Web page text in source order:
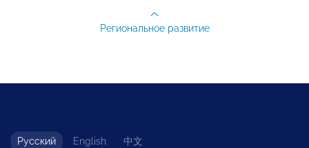
Региональное развитие
Русский English 中文